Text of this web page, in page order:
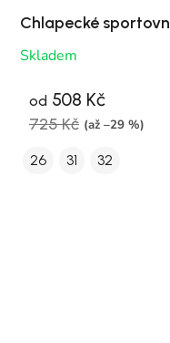
Chlapecké
Skladem
od 508 Kč
725 Kč (až –29 %)
26 31 32